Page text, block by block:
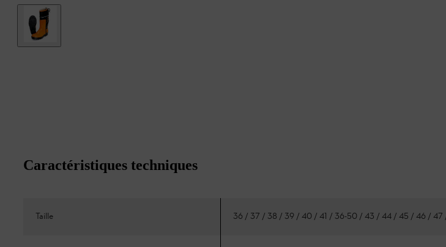
Caractéristiques techniques
Taille 36 / 37 / 38 / 39 / 40 / 41 / 36-50 / 43 / 44 / 45 / 46 /